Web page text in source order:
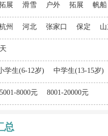
展 滑雪 户外 拓展 帆船
州 河北 张家口 保定
学生(6-12岁) 中学生(13-15岁)
5001-8000元 8001-20000元
总